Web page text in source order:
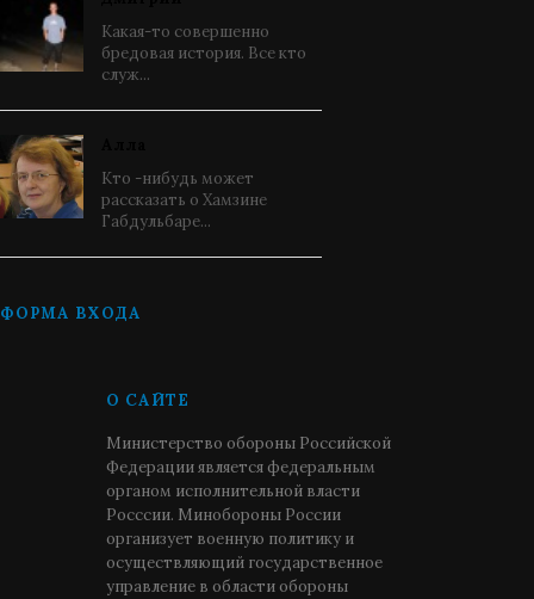
Какая-то совершенно
бредовая история. Все кто
служ...
Кто -нибудь может
рассказать о Хамзине
Габдульбаре...
ФОРМА ВХОДА
О САЙТЕ
Министерство обороны Российской
Федерации является федеральным
органом исполнительной власти
Росссии. Минобороны России
организует военную политику и
осуществляющий государственное
управление в области обороны